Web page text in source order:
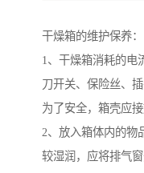
干燥箱的维护保养：
1、干燥箱消耗的电
刀开关、保险丝、
为了安全，箱壳应接
2、放入箱体内的物
较湿润，应将排气